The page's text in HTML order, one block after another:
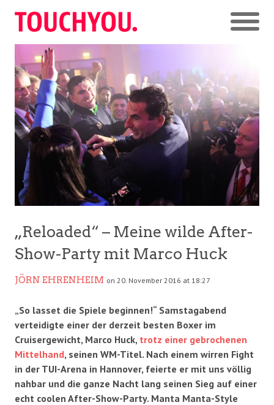
„Reloaded“ – Meine wilde After-
Show-Party mit Marco Huck
JÖRN EHRENHEIM on 20. November 2016 at 18:27
„So lasset die Spiele beginnen!“ Samstagabend
verteidigte einer der derzeit besten Boxer im
Cruisergewicht, Marco Huck, trotz einer gebrochenen
Mittelhand, seinen WM-Titel. Nach einem wirren Fight
in der TUI-Arena in Hannover, feierte er mit uns völlig
nahbar und die ganze Nacht lang seinen Sieg auf einer
echt coolen After-Show-Party. Manta Manta-Style